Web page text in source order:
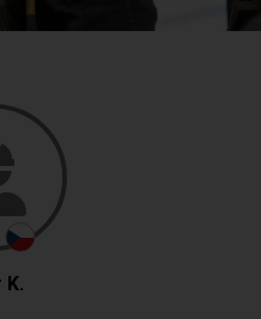
K.